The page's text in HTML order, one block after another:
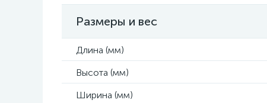
Размеры и вес
Длина (мм)
Высота (мм)
Ширина (мм)